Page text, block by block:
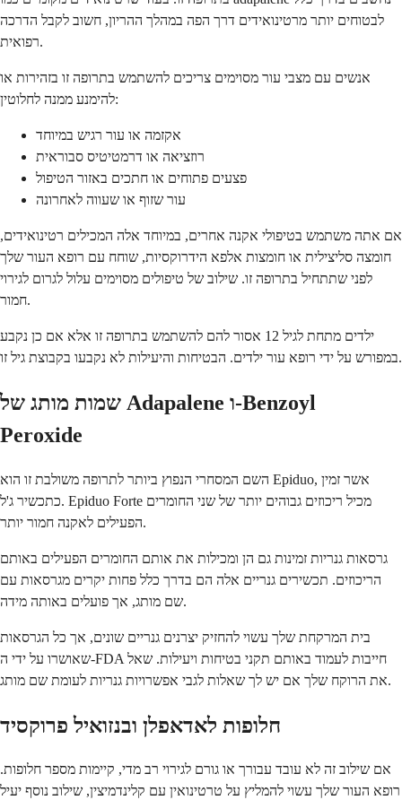
לבטוחים יותר מרטינואידים דרך הפה במהלך ההריון, חשוב לקבל הדרכה
רפואית.
אנשים עם מצבי עור מסוימים צריכים להשתמש בתרופה זו בזהירות או
להימנע ממנה לחלוטין:
אקזמה או עור רגיש במיוחד
רוזציאה או דרמטיטיס סבוראית
פצעים פתוחים או חתכים באזור הטיפול
עור שזוף או שעווה לאחרונה
אם אתה משתמש בטיפולי אקנה אחרים, במיוחד אלה המכילים רטינואידים,
חומצה סליצילית או חומצות אלפא הידרוקסיות, שוחח עם רופא העור שלך
לפני שתתחיל בתרופה זו. שילוב של טיפולים מסוימים עלול לגרום לגירוי
חמור.
ילדים מתחת לגיל 12 אסור להם להשתמש בתרופה זו אלא אם כן נקבע
במפורש על ידי רופא עור ילדים. הבטיחות והיעילות לא נקבעו בקבוצת גיל זו.
שמות מותג של Adapalene ו-Benzoyl
Peroxide
השם המסחרי הנפוץ ביותר לתרופה משולבת זו הוא Epiduo, אשר זמין
כתכשיר ג'ל. Epiduo Forte מכיל ריכוזים גבוהים יותר של שני החומרים
הפעילים לאקנה חמור יותר.
גרסאות גנריות זמינות גם הן ומכילות את אותם החומרים הפעילים באותם
הריכוזים. תכשירים גנריים אלה הם בדרך כלל פחות יקרים מגרסאות עם
שם מותג, אך פועלים באותה מידה.
בית המרקחת שלך עשוי להחזיק יצרנים גנריים שונים, אך כל הגרסאות
שאושרו על ידי ה-FDA חייבות לעמוד באותם תקני בטיחות ויעילות. שאל
את הרוקח שלך אם יש לך שאלות לגבי אפשרויות גנריות לעומת שם מותג.
חלופות לאדאפלן ובנזואיל פרוקסיד
אם שילוב זה לא עובד עבורך או גורם לגירוי רב מדי, קיימות מספר חלופות.
רופא העור שלך עשוי להמליץ על טרטינואין עם קלינדמיצין, שילוב נוסף יעיל